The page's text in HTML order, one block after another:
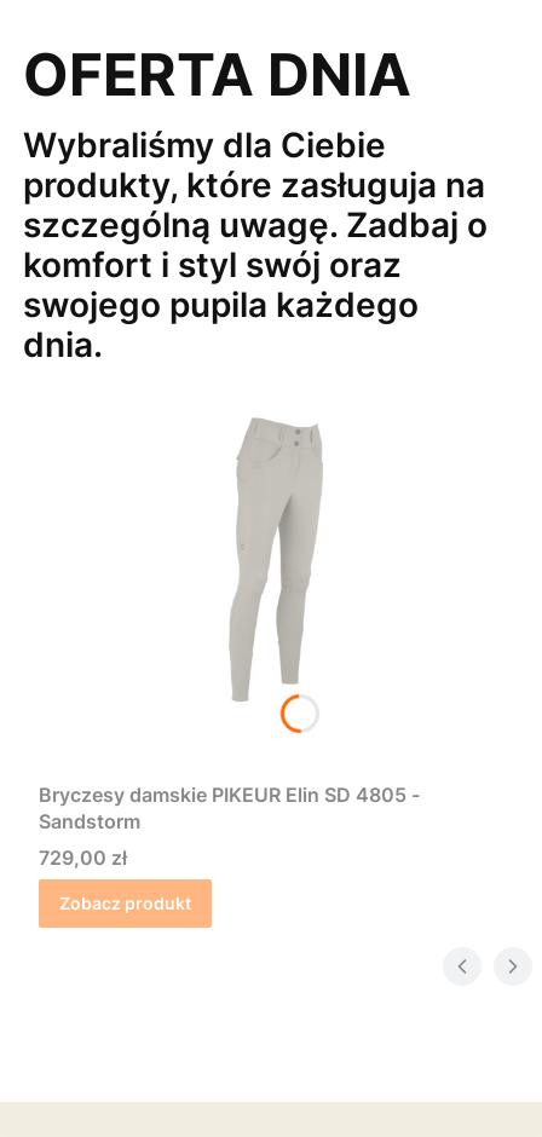
OFERTA DNIA
Wybraliśmy dla Ciebie
produkty, które zasługuja na
szczególną uwagę. Zadbaj o
komfort i styl swój oraz
swojego pupila każdego
dnia.
Bryczesy damskie PIKEUR Elin SD 4805 -
Sandstorm
Cena
729,00 zł
Zobacz produkt